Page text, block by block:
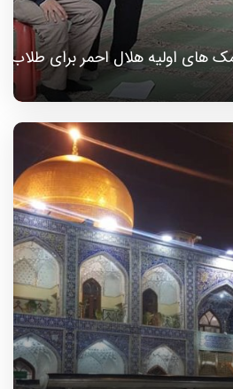
های اولیه هلال احمر برای طلاب